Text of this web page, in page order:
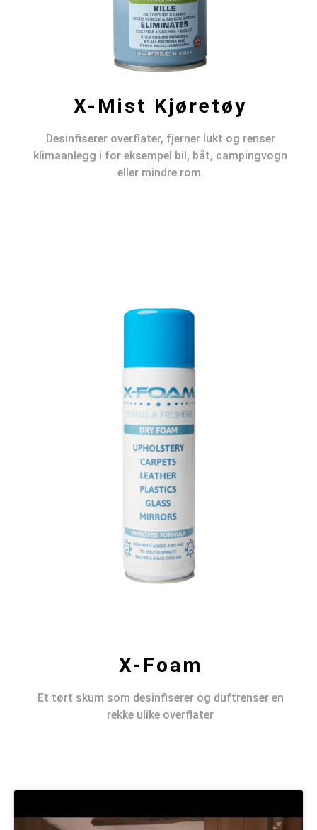
X-Mist Kjøretøy
Desinfiserer overflater, fjerner lukt og renser
klimaanlegg i for eksempel bil, båt, campingvogn
eller mindre rom.
X-Foam
Et tørt skum som desinfiserer og duftrenser en
rekke ulike overflater